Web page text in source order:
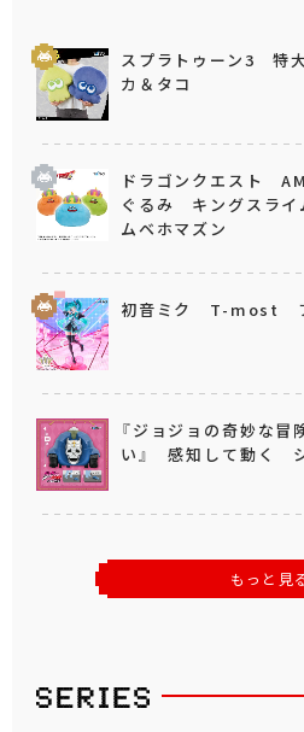
スプラトゥーン3 特
カ＆タコ
ドラゴンクエスト
ぐるみ キングスライ
ムベホマズン
初音ミク T-most
『ジョジョの奇妙な
い』 感知して動く
もっと見